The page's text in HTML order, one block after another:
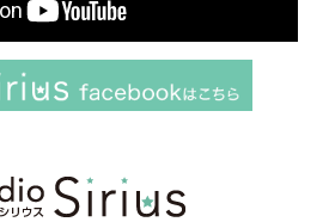
Instagram でフォロー